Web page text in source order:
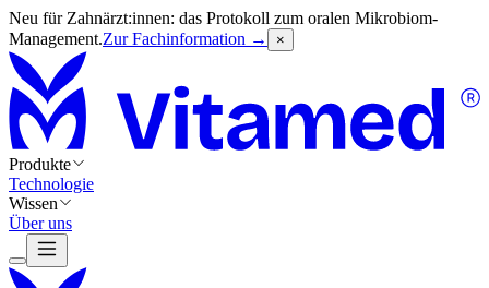
Neu für Zahnärzt:innen: das Protokoll zum oralen Mikrobiom-
Management.Zur Fachinformation → ×
Produkte
Technologie
Wissen
Über uns